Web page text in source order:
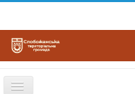
Перемикач